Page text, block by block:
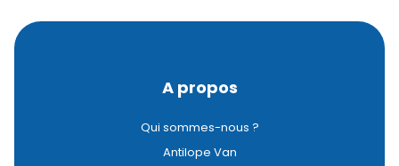
A propos
Qui sommes-nous ?
Antilope Van